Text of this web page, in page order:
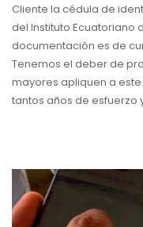
Cliente la cédula de
del Instituto Ecuatoriano
documentación es de
Tenemos el deber de
mayores apliquen a
tantos años de esfuerzo